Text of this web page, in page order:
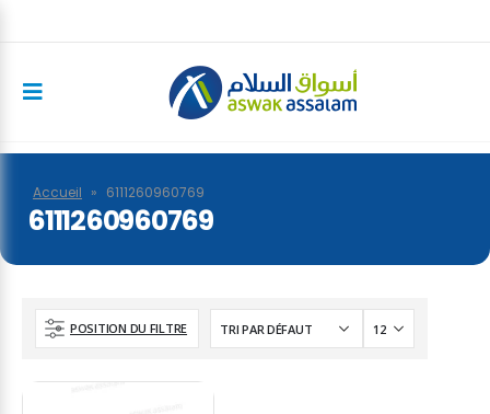
Accueil » 6111260960769
6111260960769
POSITION DU FILTRE